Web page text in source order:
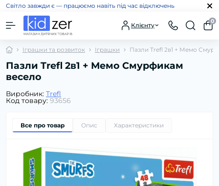
Світло завжди є — працюємо навіть під час відключень
Клієнту
0
Іграшки та розвиток Іграшки Пазли Trefl 2в1 + Мемо
Пазли Trefl 2в1 + Мемо Смурфикам
весело
Виробник: Trefl
Код товару: 93656
Все про товар Опис Характеристики